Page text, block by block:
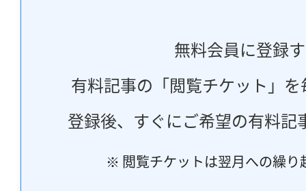
無料会員に登録
有料記事の「閲覧チケット」
登録後、すぐにご希望の有料記
※ 閲覧チケットは翌月への繰り